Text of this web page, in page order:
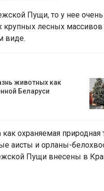
Пущи, то у нее очень
крупных лесных
виде.
животных как
Беларуси
охраняемая
аисты и орланы-
Пущи внесены в